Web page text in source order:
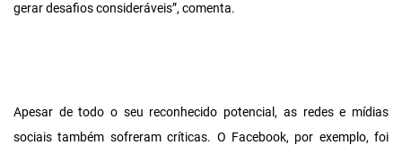
gerar desafios consideráveis”, comenta.
Apesar de todo o seu reconhecido potencial, as redes e mídias
sociais também sofreram críticas. O Facebook, por exemplo, foi